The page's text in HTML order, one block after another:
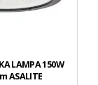
LAMPA 150W
ASALITE